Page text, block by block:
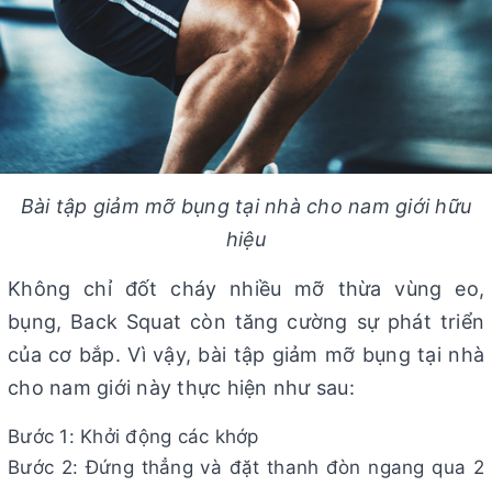
Bài tập giảm mỡ bụng tại nhà cho nam giới hữu
hiệu
Không chỉ đốt cháy nhiều mỡ thừa vùng eo,
bụng, Back Squat còn tăng cường sự phát triển
của cơ bắp. Vì vậy, bài tập giảm mỡ bụng tại nhà
cho nam giới này thực hiện như sau:
Bước 1: Khởi động các khớp
Bước 2: Đứng thẳng và đặt thanh đòn ngang qua 2